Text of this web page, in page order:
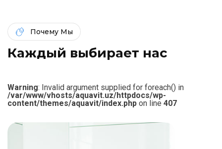
Почему Мы
Каждый выбирает нас
Warning: Invalid argument supplied for foreach() in
/var/www/vhosts/aquavit.uz/httpdocs/wp-
content/themes/aquavit/index.php on line 407